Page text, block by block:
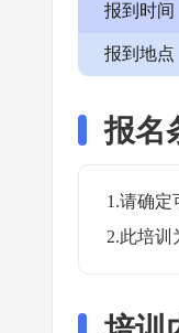
报到时间
报到地点
报名
1.请确定
2.此培训